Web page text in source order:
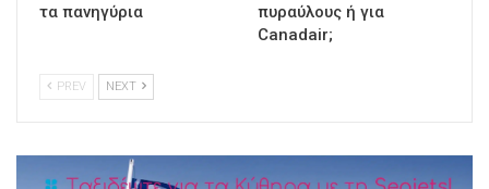
τα πανηγύρια
πυραύλους ή για
Canadair;
PREV NEXT